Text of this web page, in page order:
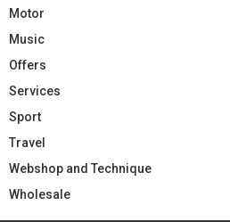
Motor
Music
Offers
Services
Sport
Travel
Webshop and Technique
Wholesale